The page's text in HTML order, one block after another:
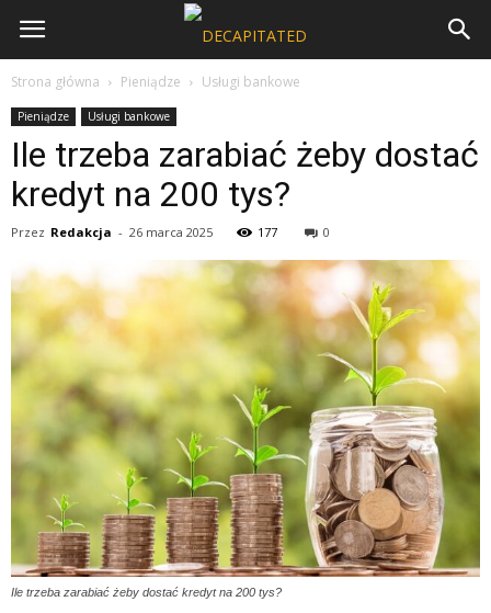
Strona główna Pieniądze Usługi bankowe
Pieniądze Usługi bankowe
Ile trzeba zarabiać żeby dostać
kredyt na 200 tys?
Przez Redakcja - 26 marca 2025 177 0
Ile trzeba zarabiać żeby dostać kredyt na 200 tys?